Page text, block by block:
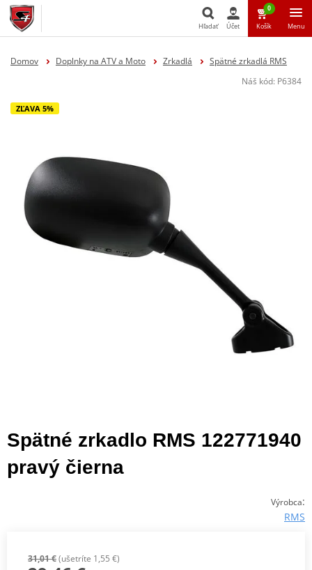
Hľadať
Hľadať Účet
0
Košík Menu
Domov Doplnky na ATV a Moto Zrkadlá
Spätné zrkadlá RMS
Náš kód: P6384
ZĽAVA 5%
Spätné zrkadlo RMS 122771940
pravý čierna
Výrobca:
RMS
31,01 €(ušetríte 1,55 €)